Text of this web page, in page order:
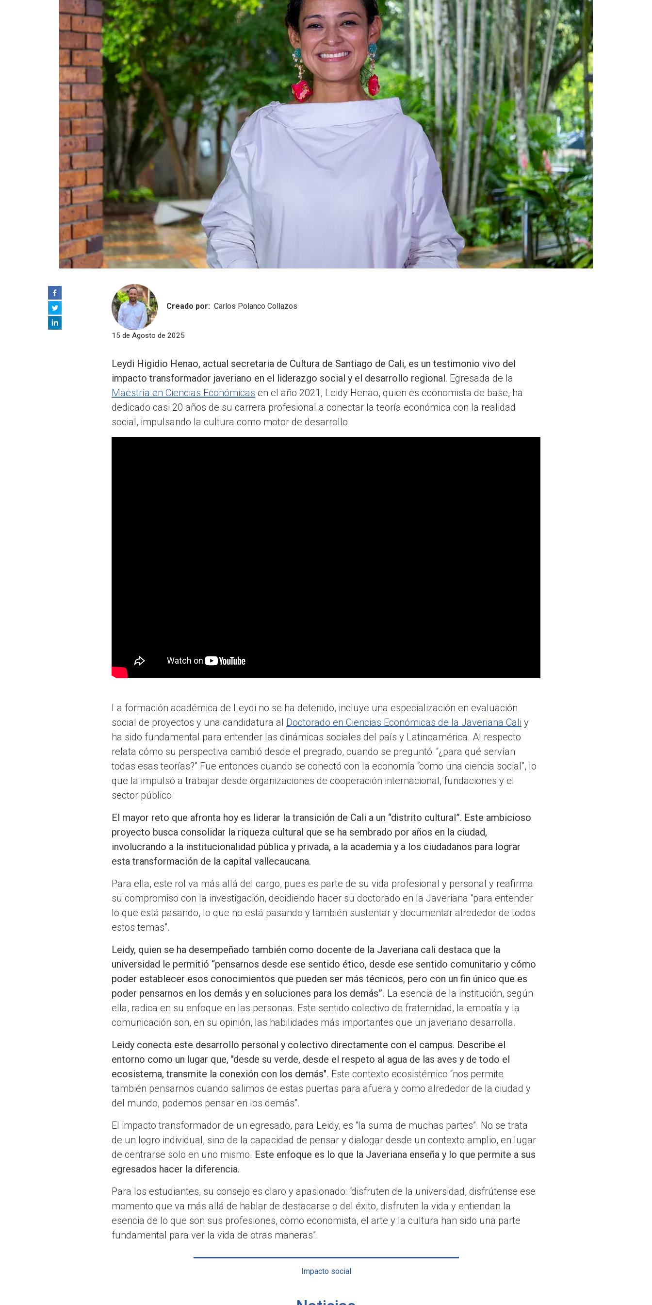
Creado por: Carlos Polanco Collazos
15 de Agosto de 2025
Leydi Higidio Henao, actual secretaria de Cultura de Santiago de Cali, es un testimonio vivo del
impacto transformador javeriano en el liderazgo social y el desarrollo regional. Egresada de la
Maestría en Ciencias Económicas en el año 2021, Leidy Henao, quien es economista de base, ha
dedicado casi 20 años de su carrera profesional a conectar la teoría económica con la realidad
social, impulsando la cultura como motor de desarrollo.
La formación académica de Leydi no se ha detenido, incluye una especialización en evaluación
social de proyectos y una candidatura al Doctorado en Ciencias Económicas de la Javeriana Cali y
ha sido fundamental para entender las dinámicas sociales del país y Latinoamérica. Al respecto
relata cómo su perspectiva cambió desde el pregrado, cuando se preguntó: “¿para qué servían
todas esas teorías?” Fue entonces cuando se conectó con la economía “como una ciencia social”, lo
que la impulsó a trabajar desde organizaciones de cooperación internacional, fundaciones y el
sector público.
El mayor reto que afronta hoy es liderar la transición de Cali a un “distrito cultural”. Este ambicioso
proyecto busca consolidar la riqueza cultural que se ha sembrado por años en la ciudad,
involucrando a la institucionalidad pública y privada, a la academia y a los ciudadanos para lograr
esta transformación de la capital vallecaucana.
Para ella, este rol va más allá del cargo, pues es parte de su vida profesional y personal y reafirma
su compromiso con la investigación, decidiendo hacer su doctorado en la Javeriana “para entender
lo que está pasando, lo que no está pasando y también sustentar y documentar alrededor de todos
estos temas”.
Leidy, quien se ha desempeñado también como docente de la Javeriana cali destaca que la
universidad le permitió “pensarnos desde ese sentido ético, desde ese sentido comunitario y cómo
poder establecer esos conocimientos que pueden ser más técnicos, pero con un fin único que es
poder pensarnos en los demás y en soluciones para los demás”. La esencia de la institución, según
ella, radica en su enfoque en las personas. Este sentido colectivo de fraternidad, la empatía y la
comunicación son, en su opinión, las habilidades más importantes que un javeriano desarrolla.
Leidy conecta este desarrollo personal y colectivo directamente con el campus. Describe el
entorno como un lugar que, "desde su verde, desde el respeto al agua de las aves y de todo el
ecosistema, transmite la conexión con los demás". Este contexto ecosistémico “nos permite
también pensarnos cuando salimos de estas puertas para afuera y como alrededor de la ciudad y
del mundo, podemos pensar en los demás”.
El impacto transformador de un egresado, para Leidy, es “la suma de muchas partes”. No se trata
de un logro individual, sino de la capacidad de pensar y dialogar desde un contexto amplio, en lugar
de centrarse solo en uno mismo. Este enfoque es lo que la Javeriana enseña y lo que permite a sus
egresados hacer la diferencia.
Para los estudiantes, su consejo es claro y apasionado: “disfruten de la universidad, disfrútense ese
momento que va más allá de hablar de destacarse o del éxito, disfruten la vida y entiendan la
esencia de lo que son sus profesiones, como economista, el arte y la cultura han sido una parte
fundamental para ver la vida de otras maneras”.
Impacto social